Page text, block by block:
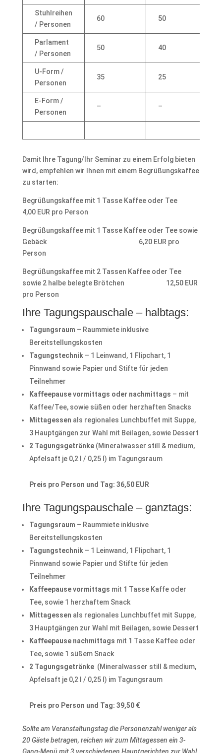
Stuhlreihen
/ Personen
60 50
Parlament
/ Personen
50 40
U-Form /
Personen
35 25
E-Form /
Personen
– –
Damit Ihre Tagung/Ihr Seminar zu einem Erfolg bieten
wird, empfehlen wir Ihnen mit einem Begrüßungskaffee
zu starten:
Begrüßungskaffee mit 1 Tasse Kaffee oder Tee
4,00 EUR pro Person
Begrüßungskaffee mit 1 Tasse Kaffee oder Tee sowie
Gebäck 6,20 EUR pro
Person
Begrüßungskaffee mit 2 Tassen Kaffee oder Tee
sowie 2 halbe belegte Brötchen 12,50 EUR
pro Person
Ihre Tagungspauschale – halbtags:
Tagungsraum – Raummiete inklusive
Bereitstellungskosten
Tagungstechnik– 1 Leinwand, 1 Flipchart, 1
Pinnwand sowie Papier und Stifte für jeden
Teilnehmer
Kaffeepause vormittags oder nachmittags – mit
Kaffee/Tee, sowie süßen oder herzhaften Snacks
Mittagessen als regionales Lunchbuffet mit Suppe,
3 Hauptgängen zur Wahl mit Beilagen, sowie Dessert
2 Tagungsgetränke(Mineralwasser still & medium,
Apfelsaft je 0,2 l / 0,25 l) im Tagungsraum
Preis pro Person und Tag: 36,50 EUR
Ihre Tagungspauschale – ganztags:
Tagungsraum – Raummiete inklusive
Bereitstellungskosten
Tagungstechnik– 1 Leinwand, 1 Flipchart, 1
Pinnwand sowie Papier und Stifte für jeden
Teilnehmer
Kaffeepause vormittags mit 1 Tasse Kaffe oder
Tee, sowie 1 herzhaftem Snack
Mittagessen als regionales Lunchbuffet mit Suppe,
3 Hauptgängen zur Wahl mit Beilagen, sowie Dessert
Kaffeepause nachmittags mit 1 Tasse Kaffee oder
Tee, sowie 1 süßem Snack
2 Tagungsgetränke(Mineralwasser still & medium,
Apfelsaft je 0,2 l / 0,25 l) im Tagungsraum
Preis pro Person und Tag: 39,50 €
Sollte am Veranstaltungstag die Personenzahl weniger als
20 Gäste betragen, reichen wir zum Mittagessen ein 3-
Gang-Menü mit 3 verschiedenen Hauptgerichten zur Wahl